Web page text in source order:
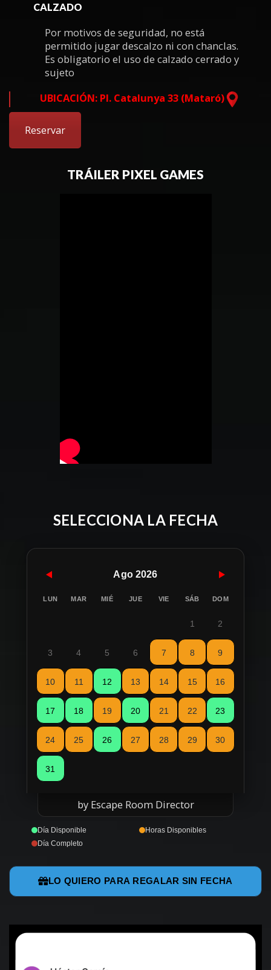
CALZADO
Por motivos de seguridad, no está
permitido jugar descalzo ni con chanclas.
Es obligatorio el uso de calzado cerrado y
sujeto
UBICACIÓN: Pl. Catalunya 33 (Mataró)
Reservar
TRÁILER PIXEL GAMES
SELECCIONA LA FECHA
Ago 2026
LUN MAR MIÉ JUE VIE SÁB DOM
1 2
3 4 5 6 7 8 9
10 11 12 13 14 15 16
17 18 19 20 21 22 23
24 25 26 27 28 29 30
31
by Escape Room Director
Día Disponible
Horas Disponibles
Día Completo
LO QUIERO PARA REGALAR SIN FECHA